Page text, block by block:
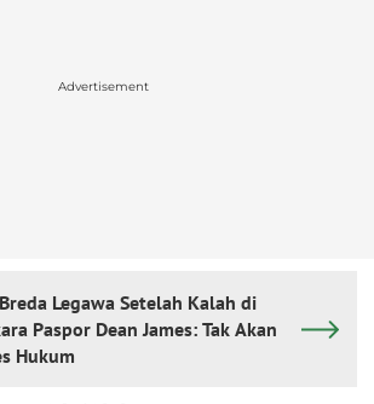
Advertisement
Legawa Setelah Kalah di
Paspor Dean James: Tak Akan
Hukum